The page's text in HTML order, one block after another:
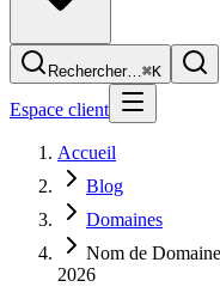
Rechercher…⌘K
Espace client
Accueil
Blog
Domaines
Nom de
2026